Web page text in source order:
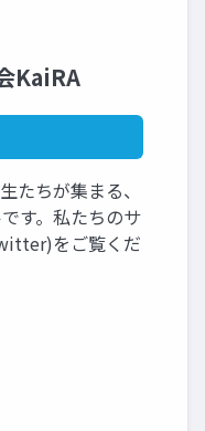
KaiRA
たちが集まる、
す。私たちのサ
をご覧くだ